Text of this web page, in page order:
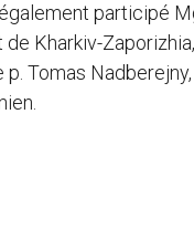
participé
Kharkiv-
Tomas